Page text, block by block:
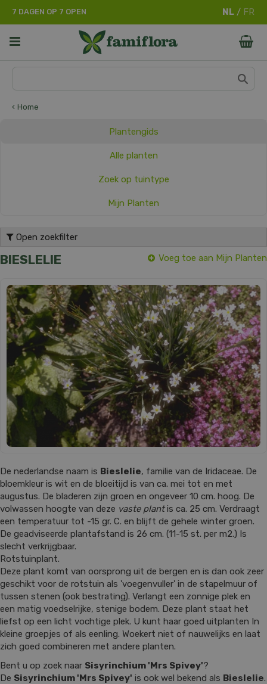
Home
7 DAGEN OP 7 OPEN
Plantengids
Alle planten
Zoek op tuintype
Mijn Planten
Open zoekfilter
BIESLELIE Voeg toe aan Mijn Planten
De nederlandse naam is Bieslelie, familie van de Iridaceae. De
bloemkleur is wit en de bloeitijd is van ca. mei tot en met
augustus. De bladeren zijn groen en ongeveer 10 cm. hoog. De
volwassen hoogte van deze vaste plantis ca. 25 cm. Verdraagt
een temperatuur tot -15 gr. C. en blijft de gehele winter groen.
De geadviseerde plantafstand is 26 cm. (11-15 st. per m2.) Is
slecht verkrijgbaar.
Rotstuinplant.
Deze plant komt van oorsprong uit de bergen en is dan ook zeer
geschikt voor de rotstuin als 'voegenvuller' in de stapelmuur of
tussen stenen (ook bestrating). Verlangt een zonnige plek en
een matig voedselrijke, stenige bodem. Deze plant staat het
liefst op een licht vochtige plek. U kunt haar goed uitplanten In
kleine groepjes of als eenling. Woekert niet of nauwelijks en laat
zich goed combineren met andere planten.
Bent u op zoek naar Sisyrinchium 'Mrs Spivey'?
De Sisyrinchium 'Mrs Spivey' is ook wel bekend als Bieslelie.